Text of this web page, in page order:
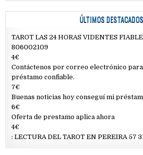
ÚLTIMOS DESTACADOS
TAROT LAS 24 HORAS VIDENTES
806002109
4€
Contáctenos por correo electrónico
préstamo confiable.
7€
Buenas noticias hoy conseguí mi
6€
Oferta de prestamo aplica ahora
4€
: LECTURA DEL TAROT EN PEREIRA 57